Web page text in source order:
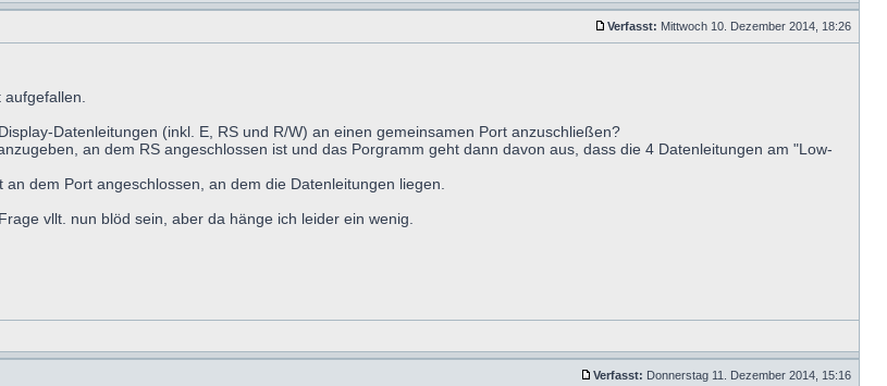
Verfasst: Mittwoch 10. Dezember 2014, 18:26
Datenleitungen (inkl. E, RS und R/W) an einen gemeinsamen Port anzuschließen?
an dem RS angeschlossen ist und das Porgramm geht dann davon aus, dass die 4 Datenleitungen am "Low-
dem Port angeschlossen, an dem die Datenleitungen liegen.
vllt. nun blöd sein, aber da hänge ich leider ein wenig.
Verfasst: Donnerstag 11. Dezember 2014, 15:16